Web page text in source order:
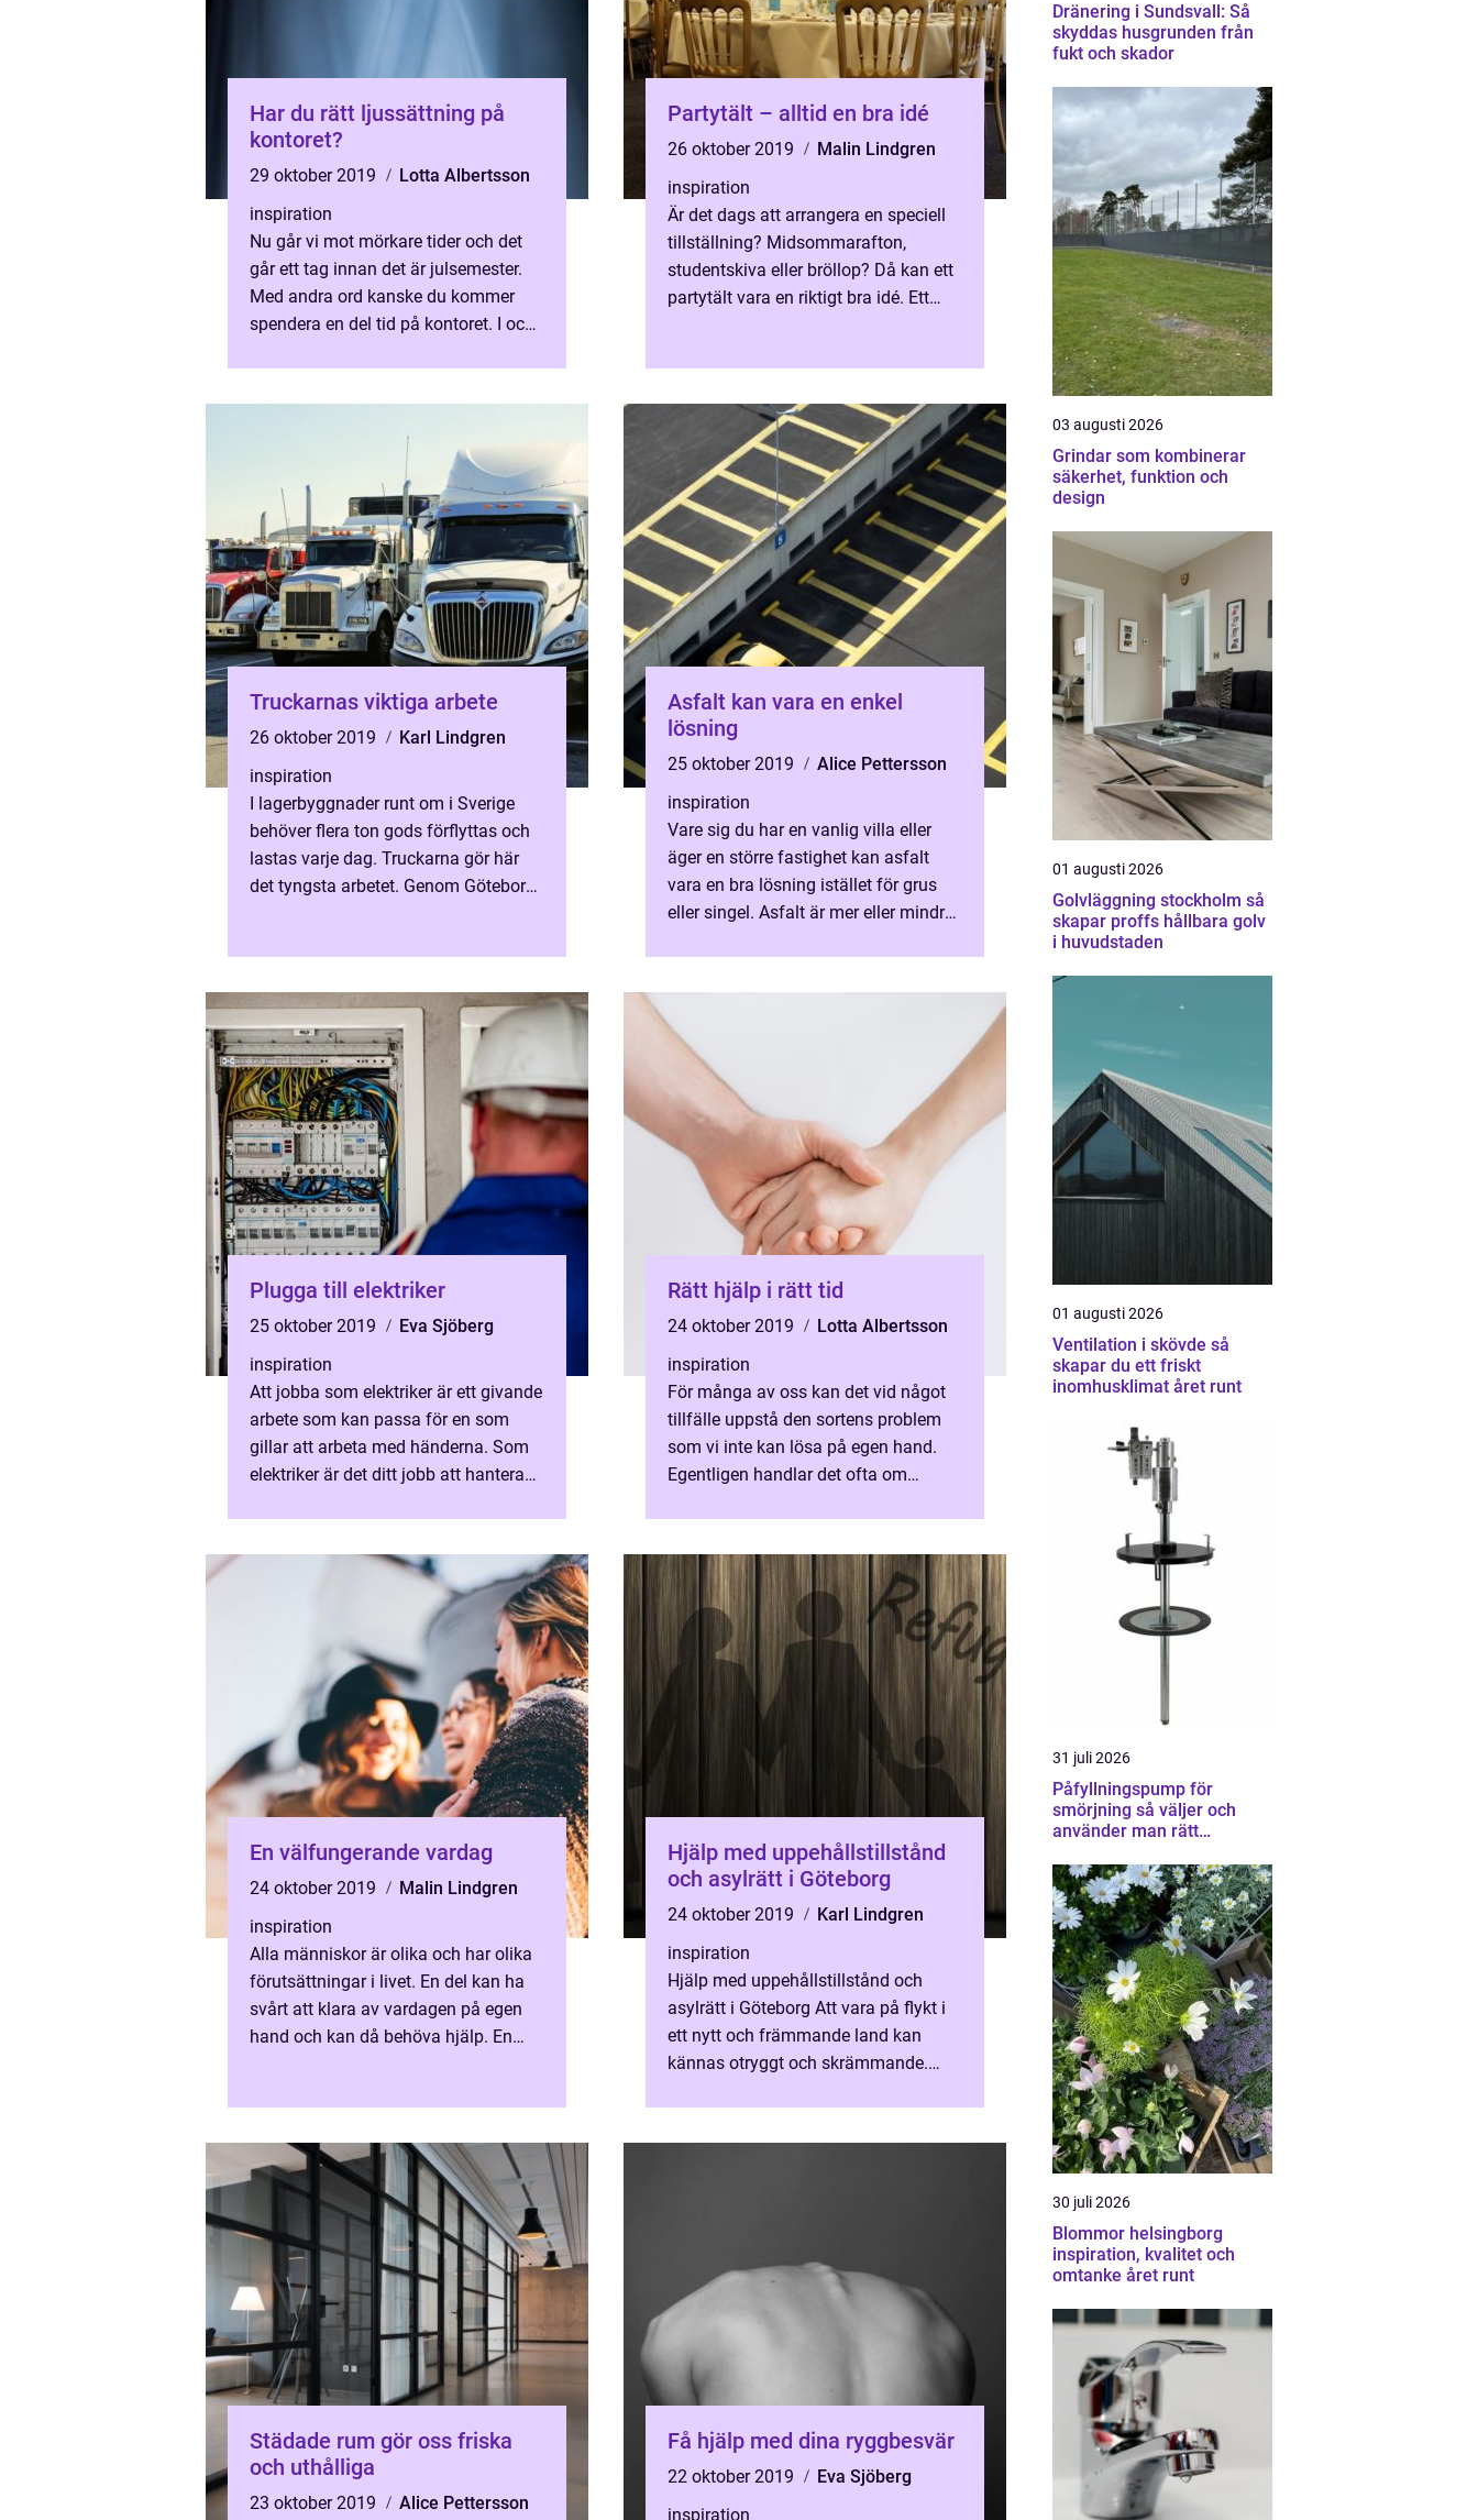
Har du rätt ljussättning på
kontoret?
29 oktober 2019
Lotta Albertsson
inspiration
Nu går vi mot mörkare tider och det
går ett tag innan det är julsemester.
Med andra ord kanske du kommer
spendera en del tid på kontoret. I och
Partytält – alltid en bra idé
26 oktober 2019
Malin Lindgren
inspiration
Är det dags att arrangera en speciell
tillställning? Midsommarafton,
studentskiva eller bröllop? Då kan ett
partytält vara en riktigt bra idé. Ett
Truckarnas viktiga arbete
26 oktober 2019
Karl Lindgren
inspiration
I lagerbyggnader runt om i Sverige
behöver flera ton gods förflyttas och
lastas varje dag. Truckarna gör här
det tyngsta arbetet. Genom Göteborgs
Asfalt kan vara en enkel
lösning
25 oktober 2019
Alice Pettersson
inspiration
Vare sig du har en vanlig villa eller
äger en större fastighet kan asfalt
vara en bra lösning istället för grus
eller singel. Asfalt är mer eller mindre
Plugga till elektriker
25 oktober 2019
Eva Sjöberg
inspiration
Att jobba som elektriker är ett givande
arbete som kan passa för en som
gillar att arbeta med händerna. Som
elektriker är det ditt jobb att hantera
Rätt hjälp i rätt tid
24 oktober 2019
Lotta Albertsson
inspiration
För många av oss kan det vid något
tillfälle uppstå den sortens problem
som vi inte kan lösa på egen hand.
Egentligen handlar det ofta om
En välfungerande vardag
24 oktober 2019
Malin Lindgren
inspiration
Alla människor är olika och har olika
förutsättningar i livet. En del kan ha
svårt att klara av vardagen på egen
hand och kan då behöva hjälp. En
Hjälp med uppehållstillstånd
och asylrätt i Göteborg
24 oktober 2019
Karl Lindgren
inspiration
Hjälp med uppehållstillstånd och
asylrätt i Göteborg Att vara på flykt i
ett nytt och främmande land kan
kännas otryggt och skrämmande.
Städade rum gör oss friska
och uthålliga
23 oktober 2019 Alice Pettersson
Få hjälp med dina ryggbesvär
22 oktober 2019
Eva Sjöberg
inspiration
Dränering i Sundsvall: Så
skyddas husgrunden från
fukt och skador
03 augusti 2026
Grindar som kombinerar
säkerhet, funktion och
design
01 augusti 2026
Golvläggning stockholm så
skapar proffs hållbara golv
i huvudstaden
01 augusti 2026
Ventilation i skövde så
skapar du ett friskt
inomhusklimat året runt
31 juli 2026
Påfyllningspump för
smörjning så väljer och
använder man rätt
30 juli 2026
Blommor helsingborg
inspiration, kvalitet och
omtanke året runt